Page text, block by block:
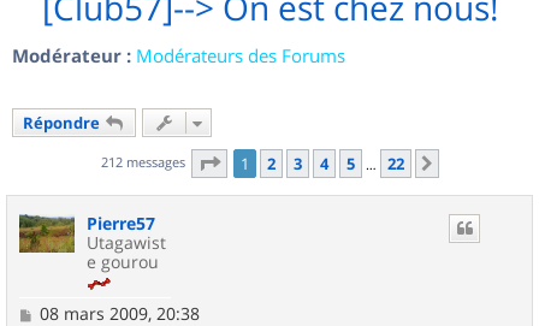
Modérateur : Modérateurs des Forums
Répondre
212 messages Page 1sur
1 2 3 4 5 … 22
Pierre57
Utagawist
e gourou
M
08 mars 2009, 20:38